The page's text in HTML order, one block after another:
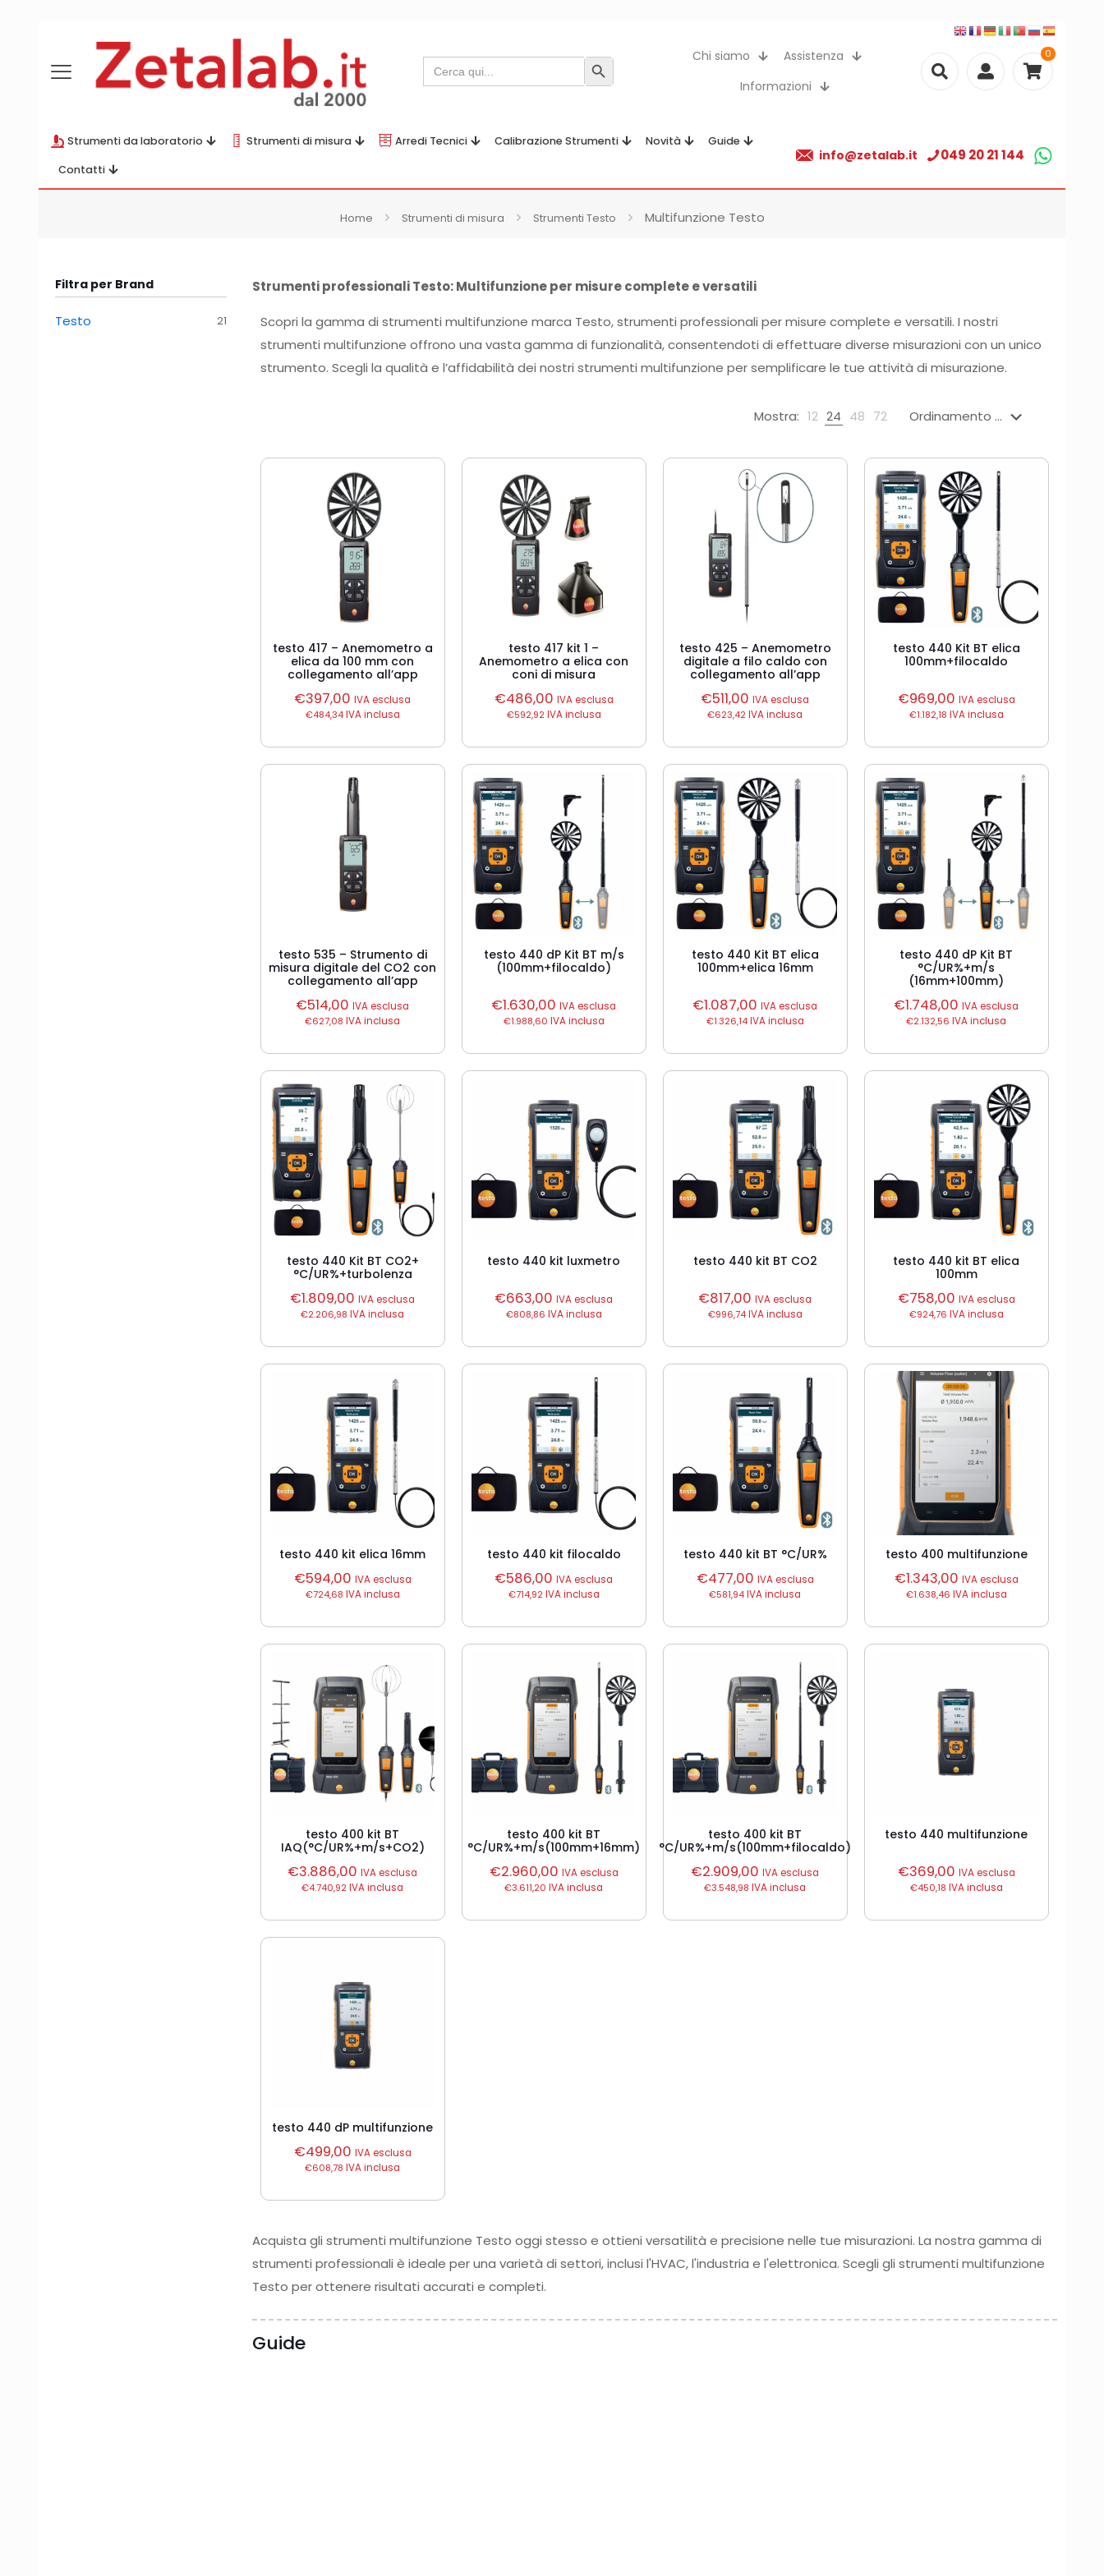
Search
for: Search Button
Chi siamo
Assistenza
Informazioni
0
Strumenti da laboratorio Strumenti di misura Arredi Tecnici Calibrazione Strumenti Novità Guide
Contatti
info@zetalab.it 049 20 21 144
Home Strumenti di misura Strumenti Testo Multifunzione Testo
Strumenti professionali Testo: Multifunzione per misure complete e versatili
Scopri la gamma di strumenti multifunzione marca Testo, strumenti professionali per misure complete e versatili. I nostri
strumenti multifunzione offrono una vasta gamma di funzionalità, consentendoti di effettuare diverse misurazioni con un unico
strumento. Scegli la qualità e l’affidabilità dei nostri strumenti multifunzione per semplificare le tue attività di misurazione.
Mostra: 12 24 48 72
testo 417 – Anemometro a
elica da 100 mm con
collegamento all’app
€397,00 IVA esclusa
€484,34IVA inclusa
testo 417 kit 1 –
Anemometro a elica con
coni di misura
€486,00 IVA esclusa
€592,92IVA inclusa
testo 425 – Anemometro
digitale a filo caldo con
collegamento all’app
€511,00 IVA esclusa
€623,42IVA inclusa
testo 440 Kit BT elica
100mm+filocaldo
€969,00 IVA esclusa
€1.182,18 IVA inclusa
testo 535 – Strumento di
misura digitale del CO2 con
collegamento all’app
€514,00 IVA esclusa
€627,08 IVA inclusa
testo 440 dP Kit BT m/s
(100mm+filocaldo)
€1.630,00 IVA esclusa
€1.988,60 IVA inclusa
testo 440 Kit BT elica
100mm+elica 16mm
€1.087,00 IVA esclusa
€1.326,14IVA inclusa
testo 440 dP Kit BT
°C/UR%+m/s
(16mm+100mm)
€1.748,00 IVA esclusa
€2.132,56 IVA inclusa
testo 440 Kit BT CO2+
°C/UR%+turbolenza
€1.809,00 IVA esclusa
€2.206,98 IVA inclusa
testo 440 kit luxmetro
€663,00 IVA esclusa
€808,86 IVA inclusa
testo 440 kit BT CO2
€817,00 IVA esclusa
€996,74IVA inclusa
testo 440 kit BT elica
100mm
€758,00 IVA esclusa
€924,76 IVA inclusa
testo 440 kit elica 16mm
€594,00 IVA esclusa
€724,68 IVA inclusa
testo 440 kit filocaldo
€586,00 IVA esclusa
€714,92IVA inclusa
testo 440 kit BT °C/UR%
€477,00 IVA esclusa
€581,94IVA inclusa
testo 400 multifunzione
€1.343,00 IVA esclusa
€1.638,46 IVA inclusa
testo 400 kit BT
IAQ(°C/UR%+m/s+CO2)
€3.886,00 IVA esclusa
€4.740,92IVA inclusa
testo 400 kit BT
°C/UR%+m/s(100mm+16mm)
€2.960,00 IVA esclusa
€3.611,20 IVA inclusa
testo 400 kit BT
°C/UR%+m/s(100mm+filocaldo)
€2.909,00 IVA esclusa
€3.548,98 IVA inclusa
testo 440 multifunzione
€369,00 IVA esclusa
€450,18 IVA inclusa
testo 440 dP multifunzione
€499,00 IVA esclusa
€608,78 IVA inclusa
Acquista gli strumenti multifunzione Testo oggi stesso e ottieni versatilità e precisione nelle tue misurazioni. La nostra gamma di
strumenti professionali è ideale per una varietà di settori, inclusi l'HVAC, l'industria e l'elettronica. Scegli gli strumenti multifunzione
Testo per ottenere risultati accurati e completi.
Guide
Filtra per Brand
Testo 21